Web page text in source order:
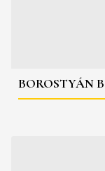
BOROSTYÁN